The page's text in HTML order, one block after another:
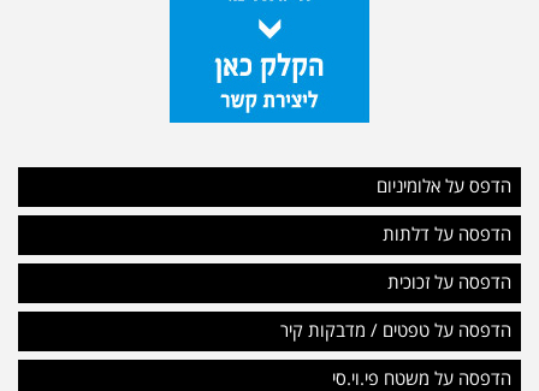
הדפס על אלומיניום
הדפסה על דלתות
הדפסה על זכוכית
הדפסה על טפטים / מדבקות קיר
הדפסה על משטח פי.וי.סי